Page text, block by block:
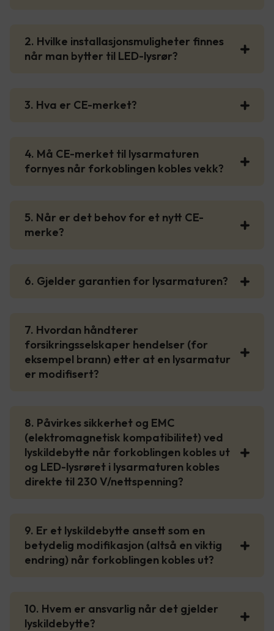
2. Hvilke installasjonsmuligheter finnes
når man bytter til LED-lysrør?
3. Hva er CE-merket?
4. Må CE-merket til lysarmaturen
fornyes når forkoblingen kobles vekk?
5. Når er det behov for et nytt CE-
merke?
6. Gjelder garantien for lysarmaturen?
7. Hvordan håndterer
forsikringsselskaper hendelser (for
eksempel brann) etter at en lysarmatur
er modifisert?
8. Påvirkes sikkerhet og EMC
(elektromagnetisk kompatibilitet) ved
lyskildebytte når forkoblingen kobles ut
og LED-lysrøret i lysarmaturen kobles
direkte til 230 V/nettspenning?
9. Er et lyskildebytte ansett som en
betydelig modifikasjon (altså en viktig
endring) når forkoblingen kobles ut?
10. Hvem er ansvarlig når det gjelder
lyskildebytte?